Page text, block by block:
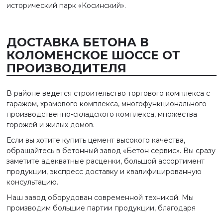
исторический парк «Косинский».
ДОСТАВКА БЕТОНА В
КОЛОМЕНСКОЕ ШОССЕ ОТ
ПРОИЗВОДИТЕЛЯ
В районе ведется строительство торгового комплекса с
гаражом, храмового комплекса, многофункционального
производственно-складского комплекса, множества
горожей и жилых домов.
Если вы хотите купить цемент высокого качества,
обращайтесь в бетонный завод «Бетон сервис». Вы сразу
заметите адекватные расценки, большой ассортимент
продукции, экспресс доставку и квалифицированную
консультацию.
Наш завод оборудован современной техникой. Мы
производим большие партии продукции, благодаря